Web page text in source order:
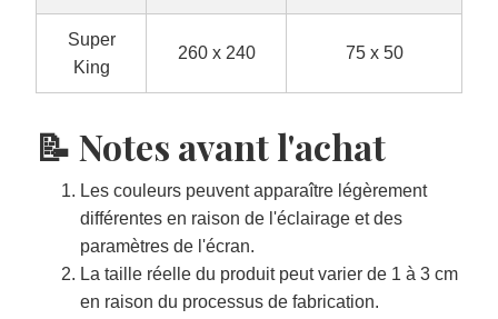
Super
King
260 x 240 75 x 50
📝 Notes avant l'achat
Les couleurs peuvent apparaître légèrement
différentes en raison de l'éclairage et des
paramètres de l'écran.
La taille réelle du produit peut varier de 1 à 3 cm
en raison du processus de fabrication.